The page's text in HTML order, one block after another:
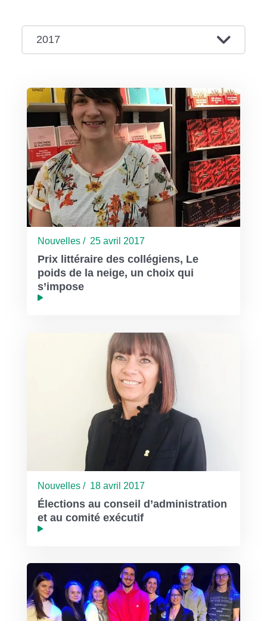
2017
Nouvelles / 25 avril 2017
Prix littéraire des collégiens, Le
poids de la neige, un choix qui
s’impose
Nouvelles / 18 avril 2017
Élections au conseil d’administration
et au comité exécutif